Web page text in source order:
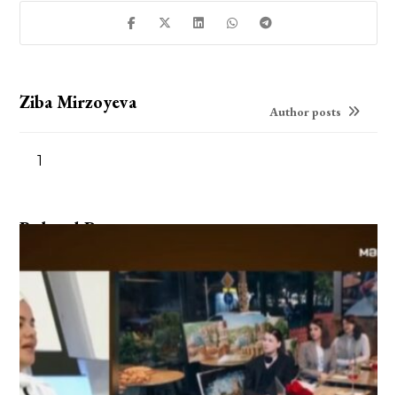
Ziba Mirzoyeva Author posts
1
Related Posts ...